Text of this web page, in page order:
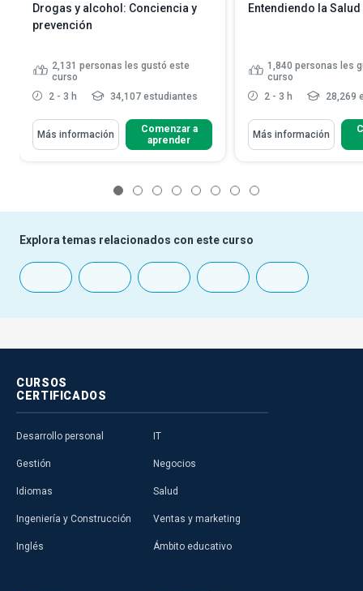
Drogas y alcohol: Conciencia y
prevención
2,131 personas les gustó este
curso
2 - 3 h
34,107 estudiantes
Más información
Comenzar a
aprender
Entendiendo la
1,840 personas les
curso
2 - 3 h
28,269
Más información
Explora temas relacionados con este curso
CURSOS
CERTIFICADOS
Desarrollo personal
Gestión
Idiomas
Ingeniería y Construcción
Inglés
IT
Negocios
Salud
Ventas y marketing
Ámbito educativo